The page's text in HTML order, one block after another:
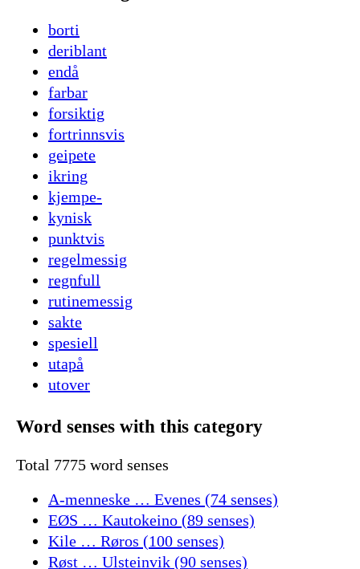
borti
deriblant
endå
farbar
forsiktig
fortrinnsvis
geipete
ikring
kjempe-
kynisk
punktvis
regelmessig
regnfull
rutinemessig
sakte
spesiell
utapå
utover
Word senses with this category
Total 7775 word senses
A-menneske … Evenes (74 senses)
EØS … Kautokeino (89 senses)
Kile … Røros (100 senses)
Røst … Ulsteinvik (90 senses)